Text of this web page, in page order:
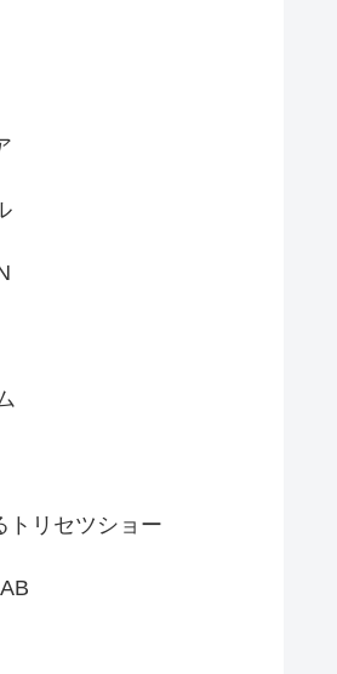
トリセツショー